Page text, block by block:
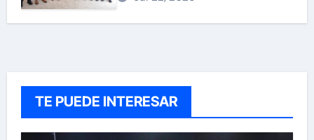
TE PUEDE INTERESAR